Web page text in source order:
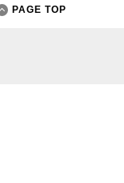
PAGE TOP